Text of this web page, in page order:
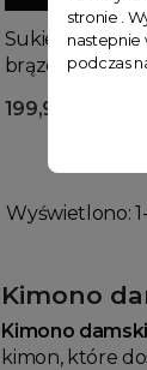
Sukienka
brązowa
199,99 zł
Wyświetlono:
Kimono
Kimono
kimon, które
stronie .
nastepnie
podczas